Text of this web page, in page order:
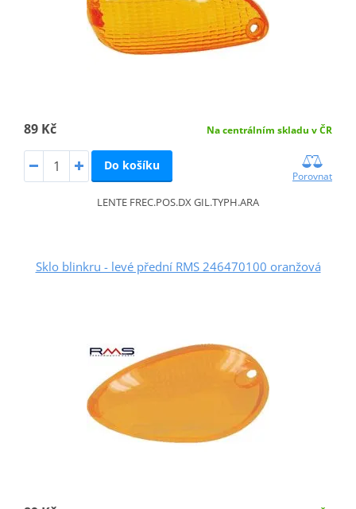
89 Kč Na centrálním skladu v ČR
Do košíku
Porovnat
LENTE FREC.POS.DX GIL.TYPH.ARA
Sklo blinkru - levé přední RMS 246470100 oranžová